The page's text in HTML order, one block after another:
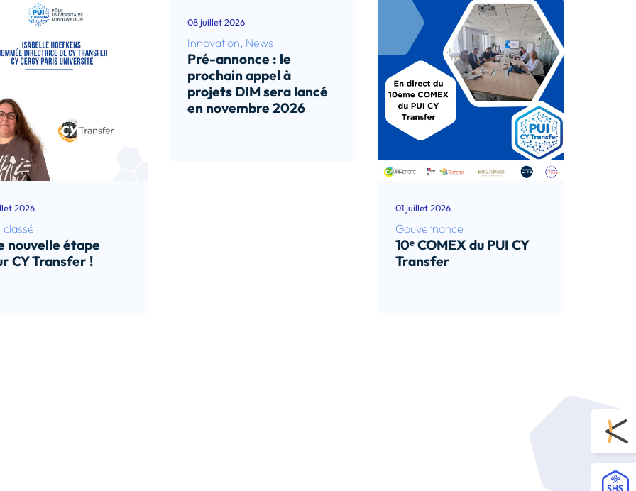
2026
classé
nouvelle étape
CY Transfer !
08 juillet 2026
Innovation News
Pré-annonce : le
prochain appel à
projets DIM sera lancé
en novembre 2026
01 juillet 2026
Gouvernance
10ᵉ COMEX du PUI CY
Transfer